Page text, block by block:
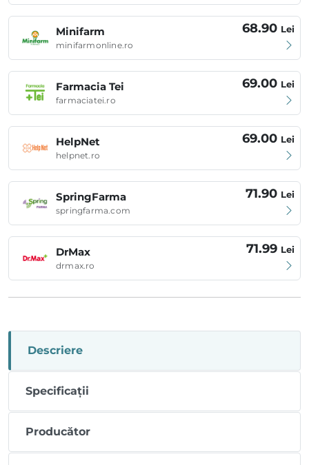
Minifarm
minifarmonline.ro
68.90 Lei
Farmacia Tei
farmaciatei.ro
69.00 Lei
HelpNet
helpnet.ro
69.00 Lei
SpringFarma
springfarma.com
71.90 Lei
DrMax
drmax.ro
71.99 Lei
Descriere
Specificații
Producător